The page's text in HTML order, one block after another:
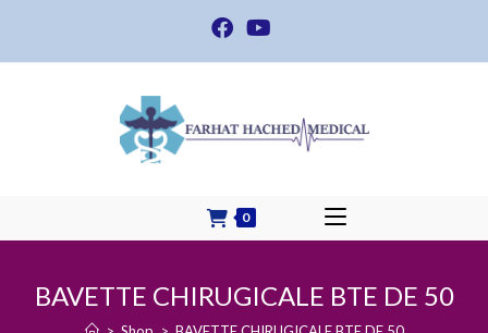
content
0
BAVETTE CHIRUGICALE BTE DE 50